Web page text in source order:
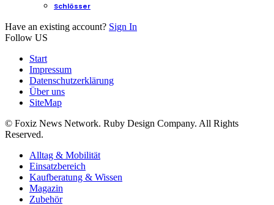
Schlösser
Have an existing account? Sign In
Follow US
Start
Impressum
Datenschutzerklärung
Über uns
SiteMap
© Foxiz News Network. Ruby Design Company. All Rights
Reserved.
Alltag & Mobilität
Einsatzbereich
Kaufberatung & Wissen
Magazin
Zubehör